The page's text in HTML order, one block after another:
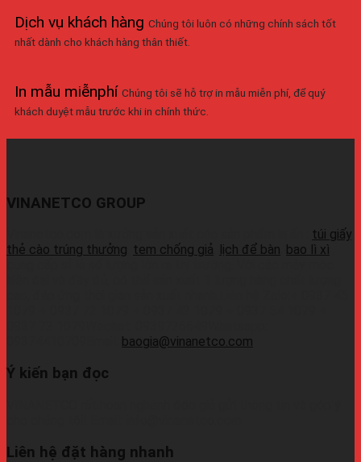
Dịch vụ khách hàng Chúng tôi luôn có những chính sách tốt
nhất dành cho khách hàng thân thiết.
In mẫu miễnphí Chúng tôi sẽ hỗ trợ in mẫu miễn phí, để quý
khách duyệt mẫu trước khi in chính thức.
VINANETCO GROUP
túi giấy
thẻ cào trúng thưởng tem chống giả lịch để bàn bao lì xì
baogia@vinanetco.com
Ý kiến bạn đọc
Liên hệ đặt hàng nhanh